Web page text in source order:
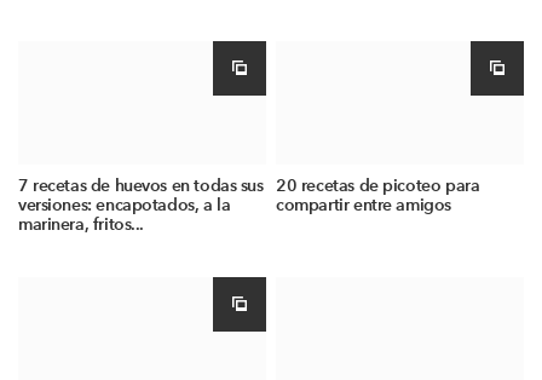
7 recetas de huevos en todas sus
versiones: encapotados, a la
marinera, fritos...
20 recetas de picoteo para
compartir entre amigos